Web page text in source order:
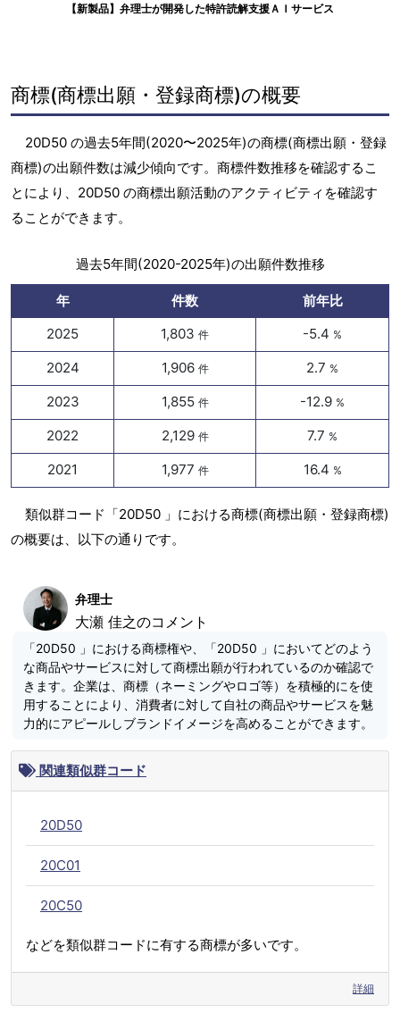
【新製品】弁理士が開発した特許読解支援ＡＩサービス
商標(商標出願・登録商標)の概要
20D50 の過去5年間(2020〜2025年)の商標(商標出願・登録
商標)の出願件数は減少傾向です。商標件数推移を確認するこ
とにより、20D50 の商標出願活動のアクティビティを確認す
ることができます。
過去5年間(2020-2025年)の出願件数推移
年 件数
前年比
2025
1,803 件 -5.4 %
2024 1,906 件 2.7 %
2023 1,855 件 -12.9 %
2022 2,129 件 7.7 %
2021 1,977 件 16.4 %
類似群コード「20D50 」における商標(商標出願・登録商標)
の概要は、以下の通りです。
弁理士
大瀬 佳之のコメント
「20D50 」における商標権や、「20D50 」においてどのよう
な商品やサービスに対して商標出願が行われているのか確認で
きます。企業は、商標（ネーミングやロゴ等）を積極的にを使
用することにより、消費者に対して自社の商品やサービスを魅
力的にアピールしブランドイメージを高めることができます。
関連類似群コード
20D50
20C01
20C50
などを類似群コードに有する商標が多いです。
詳細